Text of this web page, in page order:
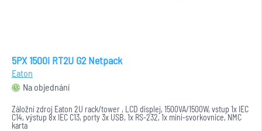
5PX 1500i RT2U G2 Netpack
Eaton
Na objednání
Záložní zdroj Eaton 2U rack/tower , LCD displej, 1500VA/1500W, vstup 1x IEC
C14, výstup 8x IEC C13, porty 3x USB, 1x RS-232, 1x mini-svorkovnice, NMC
karta